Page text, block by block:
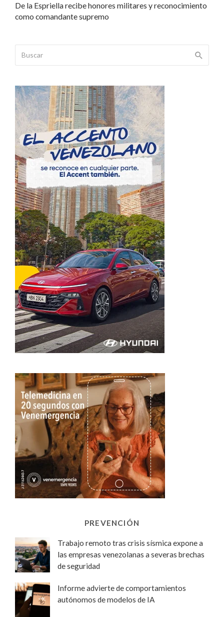
De la Espriella recibe honores militares y reconocimiento
como comandante supremo
PREVENCIÓN
Trabajo remoto tras crisis sísmica expone a
las empresas venezolanas a severas brechas
de seguridad
Informe advierte de comportamientos
autónomos de modelos de IA